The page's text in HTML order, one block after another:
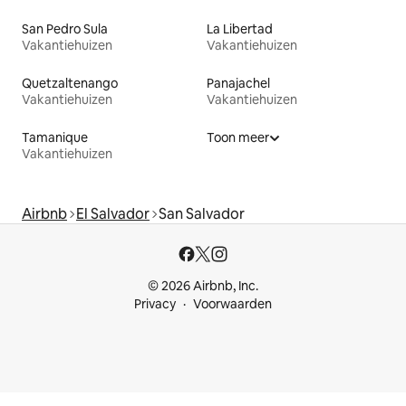
San Pedro Sula
Vakantiehuizen
La Libertad
Vakantiehuizen
Quetzaltenango
Vakantiehuizen
Panajachel
Vakantiehuizen
Tamanique
Vakantiehuizen
Toon meer
Airbnb El Salvador San Salvador
© 2026 Airbnb, Inc.
Privacy
Voorwaarden